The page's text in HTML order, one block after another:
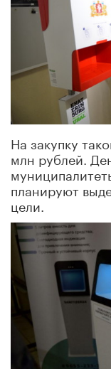
На закупку
млн рублей.
планируют
цели.